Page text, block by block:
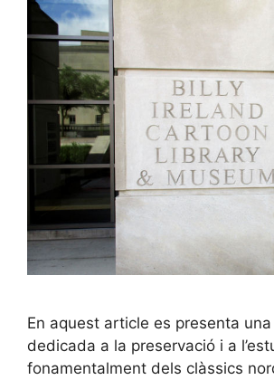
En aquest article es presenta
dedicada a la preservació i a
fonamentalment dels clàssics